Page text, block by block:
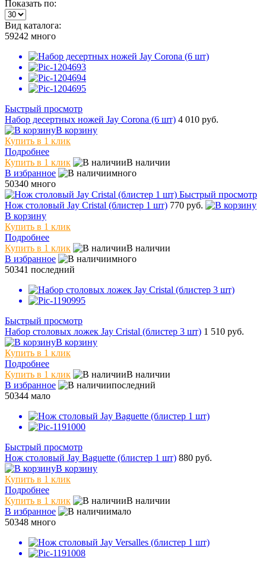
Показать по:
Вид каталога:
59242 много
Быстрый просмотр
Набор десертных ножей Jay Corona (6 шт) 4 010 руб.
В корзину
Купить в 1 клик
Подробнее
Купить в 1 клик
В наличии
В избранное
много
50340 много
Быстрый просмотр
Нож столовый Jay Cristal (блистер 1 шт) 770 руб.
В корзину
Купить в 1 клик
Подробнее
Купить в 1 клик
В наличии
В избранное
много
50341 последний
Быстрый просмотр
Набор столовых ложек Jay Cristal (блистер 3 шт) 1 510 руб.
В корзину
Купить в 1 клик
Подробнее
Купить в 1 клик
В наличии
В избранное
последний
50344 мало
Быстрый просмотр
Нож столовый Jay Baguette (блистер 1 шт) 880 руб.
В корзину
Купить в 1 клик
Подробнее
Купить в 1 клик
В наличии
В избранное
мало
50348 много